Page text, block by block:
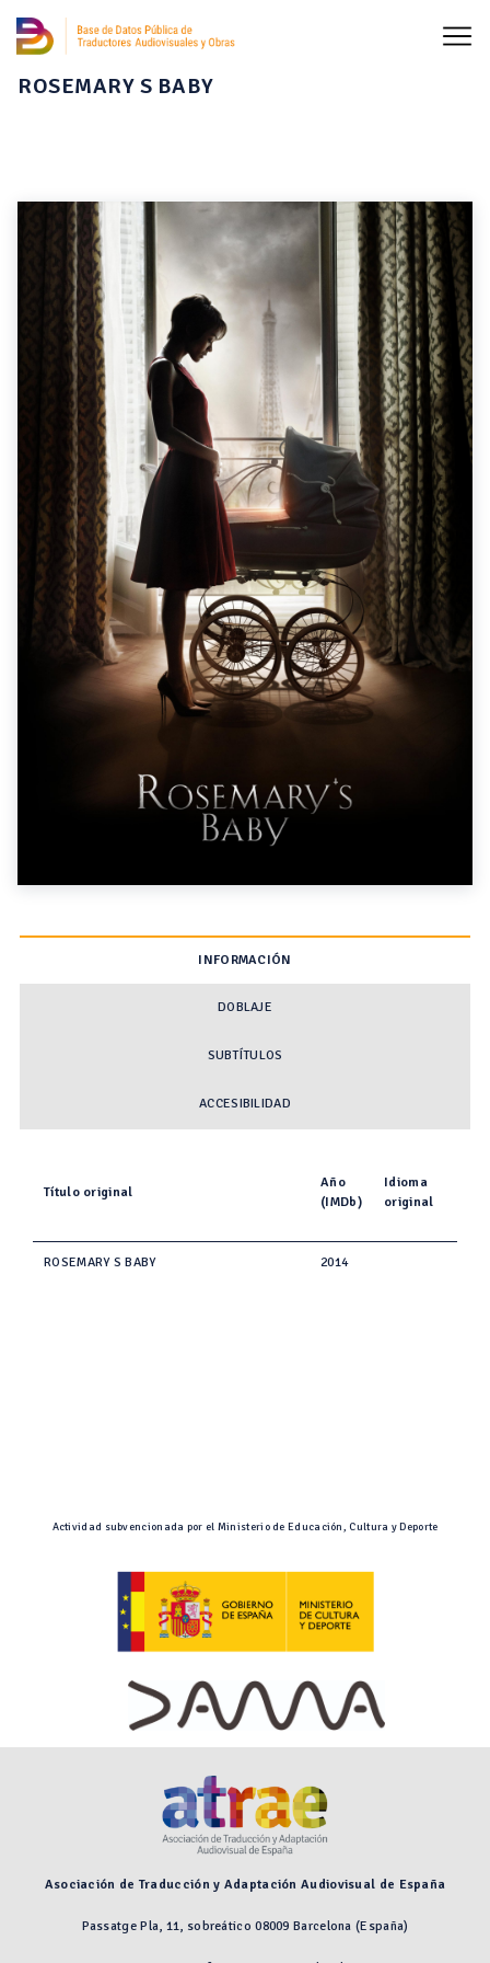
ROSEMARY S BABY
INFORMACIÓN
DOBLAJE
SUBTÍTULOS
ACCESIBILIDAD
Título original
Año
(IMDb)
Idioma
original
ROSEMARY S BABY 2014
Actividad subvencionada por el Ministerio de Educación, Cultura y Deporte
Asociación de Traducción y Adaptación Audiovisual de España
Passatge Pla, 11, sobreático 08009 Barcelona (España)